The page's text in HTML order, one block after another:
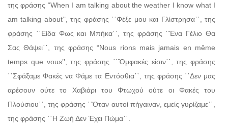
της φράσης “When I am talking about the weather I know what I
am talking about’’, της φράσης ῾῾Φέξε μου και Γλίστρησα᾽᾽, της
φράσης ῾῾Είδα Φως και Μπήκα᾽᾽, της φράσης ῾Ἕνα Γέλιο Θα
Σας Θάψει᾽᾽, της φράσης “Nous rions mais jamais en même
temps que vous’’, της φράσης ῾῾Ὄμφακές εἰσιν᾽᾽, της φράσης
῾῾Σφάξαμε Φακές να Φάμε τα Εντόσθια᾽᾽, της φράσης ῾᾽Δεν μας
αρέσουν ούτε το Χαβιάρι του Φτωχού ούτε οι Φακές του
Πλούσιου᾽᾽, της φράσης ῾῾Όταν αυτοί πήγαιναν, εμείς γυρίζαμε᾽᾽,
της φράσης ῾῾Η Ζωή Δεν Έχει Πώμα᾽᾽.